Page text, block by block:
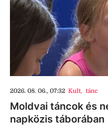
2026. 08. 06., 07:32 Kult, tánc
Moldvai táncok és
napközis táborában